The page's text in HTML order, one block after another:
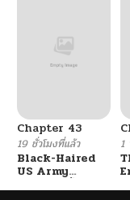
ตอนที่ 296
ตอนที่ 295
Chapter 43
19 ชั่วโมงที่แล้ว
Black-Haired
US Army
General ย้อนเวลา
1